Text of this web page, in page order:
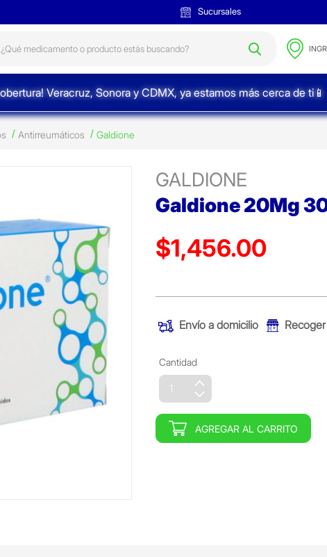
Sucursales
Veracruz, Sonora y CDMX, ya estamos más cerca de ti📱
Antirreumáticos Galdione
GALDIONE
Galdione 20Mg
Precio reducido de
$1,456.00
Envío a domicilio
Cantidad
AGREGAR AL CARRITO